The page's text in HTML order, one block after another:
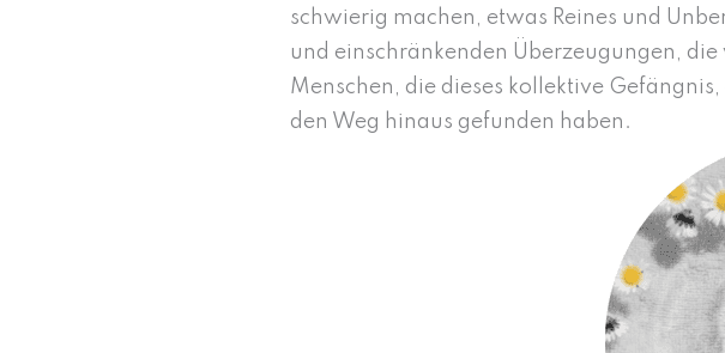
schwierig machen, etwas Reines und
und einschränkenden Überzeugungen,
Menschen, die dieses kollektive
den Weg hinaus gefunden haben.